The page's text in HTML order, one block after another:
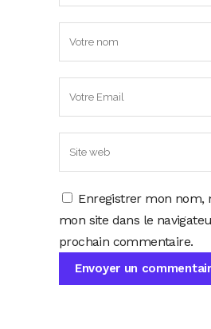
Enregistrer mon nom,
mon site dans le
prochain commentaire.